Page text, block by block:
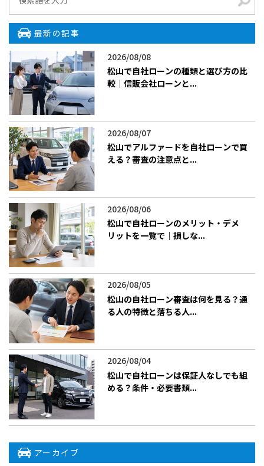
最新の記事
2026/08/08
松山で自社ローンの種類と選び方の比
較｜信販会社ローンと...
2026/08/07
松山でアルファードを自社ローンで買
える？審査の注意点と...
2026/08/06
松山で自社ローンのメリット・デメ
リットを一覧で｜損しな...
2026/08/05
松山の自社ローン審査は何を見る？通
る人の特徴と落ちる人...
2026/08/04
松山で自社ローンは保証人なしでも組
める？条件・必要書類...
アーカイブ